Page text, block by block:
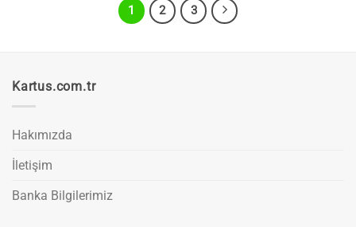
1 2 3
Kartus.com.tr
Hakımızda
İletişim
Banka Bilgilerimiz